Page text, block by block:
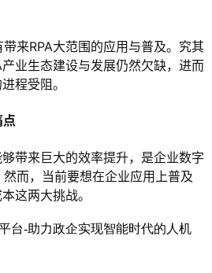
来RPA大范围的应用与普及。究其
业生态建设与发展仍然欠缺，进而
程受阻。
带来巨大的效率提升，是企业数字
而，当前要想在企业应用上普及
这两大挑战。